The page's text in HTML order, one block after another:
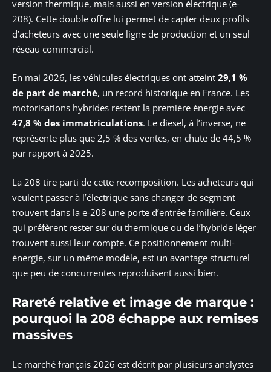
version thermique, mais aussi en version électrique (e-
208). Cette double offre lui permet de capter deux profils
d’acheteurs avec une seule ligne de production et un seul
réseau commercial.
En mai 2026, les véhicules électriques ont atteint 29,1 %
de part de marché, un record historique en France. Les
motorisations hybrides restent la première énergie avec
47,8 % des immatriculations. Le diesel, à l’inverse, ne
représente plus que 2,5 % des ventes, en chute de 44,5 %
par rapport à 2025.
La 208 tire parti de cette recomposition. Les acheteurs qui
veulent passer à l’électrique sans changer de segment
trouvent dans la e-208 une porte d’entrée familière. Ceux
qui préfèrent rester sur du thermique ou de l’hybride léger
trouvent aussi leur compte. Ce positionnement multi-
énergie, sur un même modèle, est un avantage structurel
que peu de concurrentes reproduisent aussi bien.
Rareté relative et image de marque :
pourquoi la 208 échappe aux remises
massives
Le marché français 2026 est décrit par plusieurs analystes